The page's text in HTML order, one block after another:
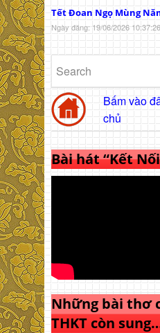
Tết Đoan Ngọ Mùng
Ngày đăng: 19/06/2026
Bấm vào
chủ
Bài hát “Kết
Những bài thơ
THKT còn